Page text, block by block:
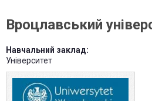
Вроцлавський
Навчальний заклад:
Університет